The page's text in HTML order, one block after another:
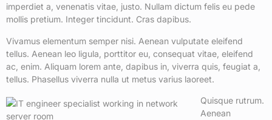
imperdiet a, venenatis vitae, justo. Nullam dictum felis eu pede
mollis pretium. Integer tincidunt. Cras dapibus.
Vivamus elementum semper nisi. Aenean vulputate eleifend
tellus. Aenean leo ligula, porttitor eu, consequat vitae, eleifend
ac, enim. Aliquam lorem ante, dapibus in, viverra quis, feugiat a,
tellus. Phasellus viverra nulla ut metus varius laoreet.
Quisque rutrum.
Aenean